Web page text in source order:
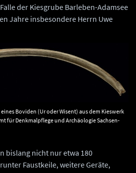
der Kiesgrube Barleben-Adamsee
Jahre insbesondere Herrn Uwe
Boviden (Ur oder Wisent) aus dem Kieswerk
für Denkmalpflege und Archäologie Sachsen-
bislang nicht nur etwa 180
Faustkeile, weitere Geräte,